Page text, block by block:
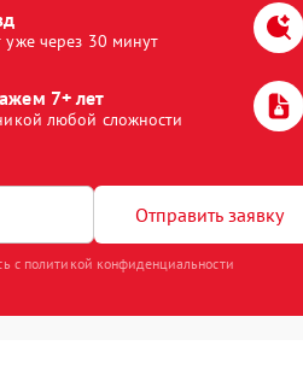
уже через 30 минут
7+ лет
любой сложности
Отправить заявку
с политикой конфиденциальности